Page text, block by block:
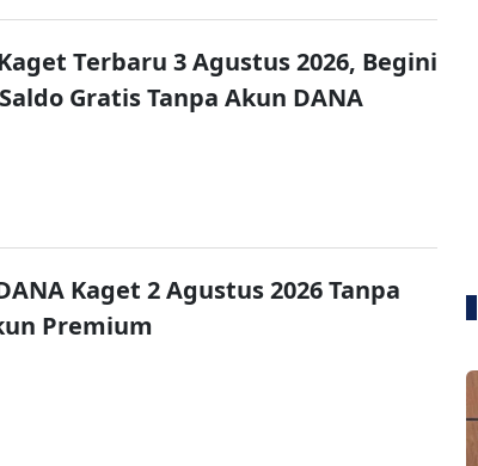
Terbaru 3 Agustus 2026, Begini
Gratis Tanpa Akun DANA
Kaget 2 Agustus 2026 Tanpa
Premium